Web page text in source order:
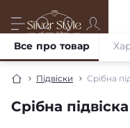
Підвіски Срібна
Срібна
Все про товар